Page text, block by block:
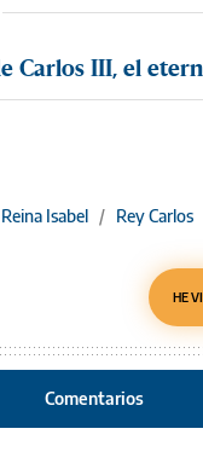
Carlos III, el
Reina Isabel / Rey Carlos
HE
Comentarios